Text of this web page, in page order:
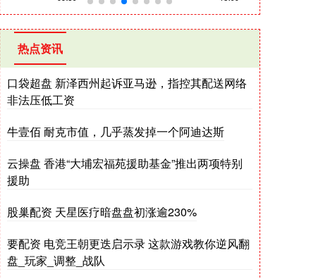
热点资讯
口袋超盘 新泽西州起诉亚马逊，指控其配送网络
非法压低工资
牛壹佰 耐克市值，几乎蒸发掉一个阿迪达斯
云操盘 香港“大埔宏福苑援助基金”推出两项特别
援助
股巢配资 天星医疗暗盘盘初涨逾230%
要配资 电竞王朝更迭启示录 这款游戏教你逆风翻
盘_玩家_调整_战队